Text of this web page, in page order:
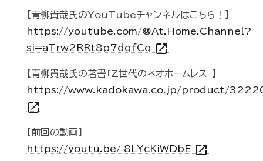
【青柳貴哉氏のYouTubeチャンネルはこちら！】
https://youtube.com/@At.Home.Channel?
si=aTrw2RRt8p7dqfCq open_in_new
【青柳貴哉氏の著書『Z世代のネオホームレス』】
https://www.kadokawa.co.jp/product/
open_in_new
【前回の動画】
https://youtu.be/_8LYcKiWDbE open_in_new